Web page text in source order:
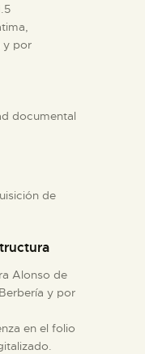
y por
documental
de
Alonso de
y por
en el folio